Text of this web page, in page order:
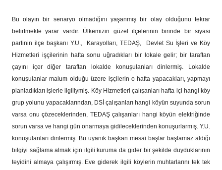
Bu olayın bir senaryo olmadığını yaşanmış bir olay olduğunu tekrar
belirtmekte yarar vardır. Ülkemizin güzel ilçelerinin birinde bir siyasi
partinin ilçe başkanı Y.U., Karayolları, TEDAŞ, Devlet Su İşleri ve Köy
Hizmetleri işçilerinin hafta sonu uğradıkları bir lokale gelir; bir taraftan
çayını içer diğer taraftan lokalde konuşulanları dinlermiş. Lokalde
konuşulanlar malum olduğu üzere işçilerin o hafta yapacakları, yapmayı
planladıkları işlerle ilgiliymiş. Köy Hizmetleri çalışanları hafta içi hangi köy
grup yolunu yapacaklarından, DSİ çalışanları hangi köyün suyunda sorun
varsa onu çözeceklerinden, TEDAŞ çalışanları hangi köyün elektriğinde
sorun varsa ve hangi gün onarmaya gidileceklerinden konuşurlarmış. Y.U.
konuşulanları dinlermiş. Bu uyanık başkan mesai başlar başlamaz aldığı
bilgiyi sağlama almak için ilgili kuruma da gider bir şekilde duyduklarının
teyidini almaya çalışırmış. Eve giderek ilgili köylerin muhtarlarını tek tek